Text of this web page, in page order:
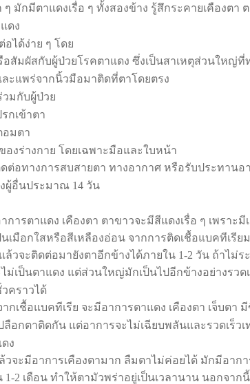
มักมีตาแดงเรื่อ ๆ ทั้งสองข้าง รู้สึกระคายเคืองตา
ดง
ได้ง่าย ๆ โดย
สัมผัสกับผู้ป่วยโรคตาแดง ซึ่งเป็นสาเหตุส่วนใหญ่
ะแพร่จากนิ้วมือมาติดที่ตาโดยตรง
วมกับผู้ป่วย
กเข้าตา
อมตา
งร่างกาย โดยเฉพาะมือและใบหน้า
ต่อทางการสบสายตา ทางอากาศ หรือรับประทานอ
ผู้อื่นประมาณ 14 วัน
การตาแดง เคืองตา ตาขาวจะมีสีแดงเรื่อ ๆ เพรา
เมือกใสหรือสีเหลืองอ่อน จากการติดเชื้อแบคทีเ
ล้วจะติดต่อมายังตาอีกข้างได้ภายใน 1-2 วัน ถ้าไม่ร
ม่เป็นตาแดง แต่ส่วนใหญ่มักเป็นไปอีกข้างอย่างรวด
คราวได้
กเชื้อแบคทีเรีย จะมีอาการตาแดง เคืองตา เจ็บต
อกตาติดกัน แต่อาการจะไม่เฉียบพลันและรวดเร็วเ
ง
วจะมีอาการเคืองตามาก ลืมตาไม่ค่อยได้ มักมีอา
1-2 เดือน ทำให้ตามัวพร่าอยู่เป็นเวลานาน นอกจาก